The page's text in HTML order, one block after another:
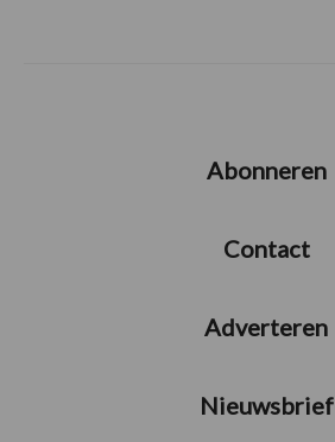
Abonneren
Contact
Adverteren
Nieuwsbrief